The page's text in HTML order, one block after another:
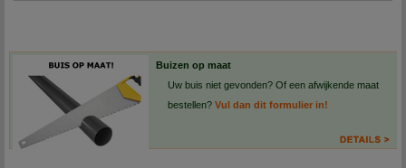
Buizen op maat
Uw buis niet gevonden? Of een afwijkende maat
bestellen?Vul dan dit formulier in!